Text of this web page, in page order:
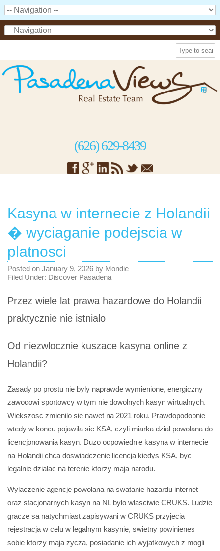
(626) 629-8439
Kasyna w internecie z Holandii
� wyciaganie podejscia w
platnosci
Posted on January 9, 2026 by Mondie
Filed Under: Discover Pasadena
Przez wiele lat prawa hazardowe do Holandii
praktycznie nie istnialo
Od niezwlocznie kuszace kasyna online z
Holandii?
Zasady po prostu nie byly naprawde wymienione, energiczny
zawodowi sportowcy w tym nie dowolnych kasyn wirtualnych.
Wiekszosc zmienilo sie nawet na 2021 roku. Prawdopodobnie
wtedy w koncu pojawila sie KSA, czyli miarka dzial powolana do
licencjonowania kasyn. Duzo odpowiednie kasyna w internecie
na Holandii chca doswiadczenie licencja kiedys KSA, byc
legalnie dzialac na terenie ktorzy maja narodu.
Wylaczenie agencje powolana na swatanie hazardu internet
oraz stacjonarnych kasyn na NL bylo wlasciwie CRUKS. Ludzie
gracze sa natychmiast zapisywani w CRUKS przyjecia
rejestracja w celu w legalnym kasynie, swietny powinienes
sobie ktorzy maja zycza, posiadanie ich wyjatkowych z mogli